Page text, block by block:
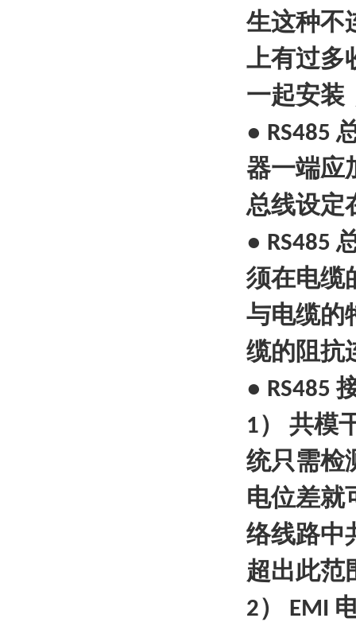
生这种不
上有过多
一起安装
● RS485
器一端应
总线设定
● RS485
须在电缆
与电缆的
缆的阻抗
● RS485
1）
共模
统只需检
电位差就
络线路中
超出此范
2） EMI